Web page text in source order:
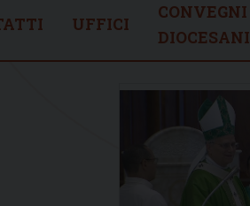
UFFICI
CONVEGNI
DIOCESANI